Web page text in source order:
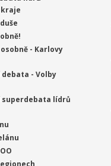
- Karlovy
- Volby
superdebata lídrů